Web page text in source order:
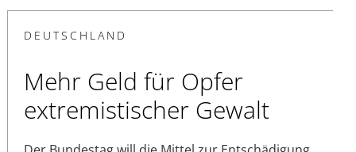
DEUTSCHLAND
Mehr Geld für Opfer
extremistischer Gewalt